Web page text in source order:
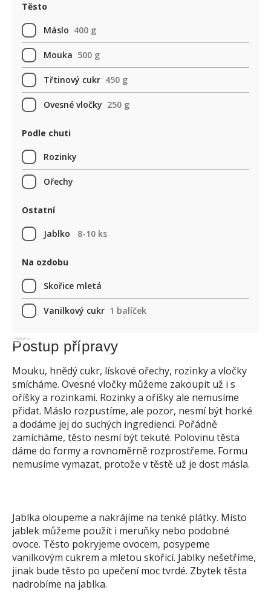
Těsto
Máslo 400 g
Mouka 500 g
Třtinový cukr 450 g
Ovesné vločky 250 g
Podle chuti
Rozinky
Ořechy
Ostatní
Jablko 8-10 ks
Na ozdobu
Skořice mletá
Vanilkový cukr 1 balíček
Reklama
Postup přípravy
Mouku, hnědý cukr, lískové ořechy, rozinky a vločky
smícháme. Ovesné vločky můžeme zakoupit už i s
oříšky a rozinkami. Rozinky a oříšky ale nemusíme
přidat. Máslo rozpustíme, ale pozor, nesmí být horké
a dodáme jej do suchých ingrediencí. Pořádně
zamícháme, těsto nesmí být tekuté. Polovinu těsta
dáme do formy a rovnoměrně rozprostřeme. Formu
nemusíme vymazat, protože v těstě už je dost másla.
Jablka oloupeme a nakrájíme na tenké plátky. Místo
jablek můžeme použít i meruňky nebo podobné
ovoce. Těsto pokryjeme ovocem, posypeme
vanilkovým cukrem a mletou skořicí. Jablky nešetříme,
jinak bude těsto po upečení moc tvrdé. Zbytek těsta
nadrobíme na jablka.